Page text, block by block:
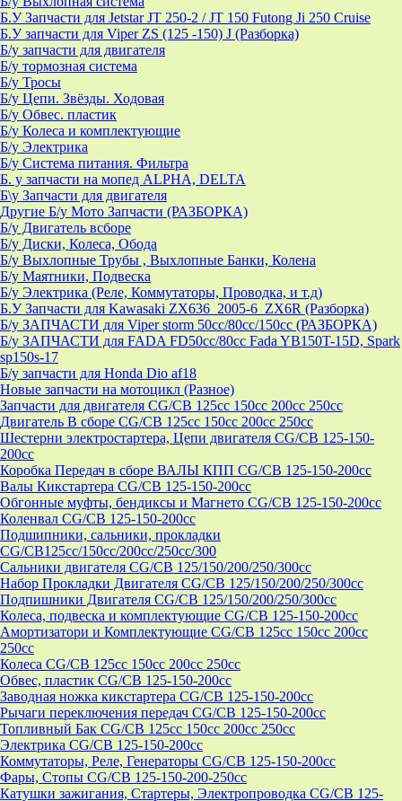
Б.У Запчасти для Jetstar JT 250-2 / JT 150 Futong Ji 250 Cruise
Б.У запчасти для Viper ZS (125 -150) J (Разборка)
Б/у запчасти для двигателя
Б/у тормозная система
Б/у Тросы
Б/у Цепи. Звёзды. Ходовая
Б/у Обвес. пластик
Б/у Колеса и комплектующие
Б/у Электрика
Б/у Система питания. Фильтра
Б. у запчасти на мопед ALPHA, DELTA
Б\у Запчасти для двигателя
Другие Б/у Мото Запчасти (РАЗБОРКА)
Б/у Двигатель всборе
Б/у Диски, Колеса, Обода
Б/у Выхлопные Трубы , Выхлопные Банки, Колена
Б/у Маятники, Подвеска
Б/у Электрика (Реле, Коммутаторы, Проводка, и т.д)
Б.У Запчасти для Kawasaki ZX636_2005-6_ZX6R (Разборка)
Б/у ЗАПЧАСТИ для Viper storm 50cc/80cc/150cc (РАЗБОРКА)
Б/у ЗАПЧАСТИ для FADA FD50cc/80cc Fada YB150T-15D, Spark
sp150s-17
Б/у запчасти для Honda Dio af18
Новые запчасти на мотоцикл (Разное)
Запчасти для двигателя CG/CB 125cc 150cc 200cc 250cc
Двигатель В сборе CG/CB 125cc 150cc 200cc 250cc
Шестерни электростартера, Цепи двигателя CG/CB 125-150-
200cc
Коробка Передач в сборе ВАЛЫ КПП CG/CB 125-150-200cc
Валы Кикстартера CG/CB 125-150-200cc
Обгонные муфты, бендиксы и Магнето CG/CB 125-150-200cc
Коленвал CG/CB 125-150-200cc
Подшипники, сальники, прокладки
CG/CB125сс/150cc/200cc/250cc/300
Сальники двигателя CG/CB 125/150/200/250/300cc
Набор Прокладки Двигателя CG/CB 125/150/200/250/300cc
Подпишники Двигателя CG/CB 125/150/200/250/300cc
Колеса, подвеска и комплектующие CG/CB 125-150-200cc
Амортизатори и Комплектующие CG/CB 125cc 150cc 200cc
250cc
Колеса CG/CB 125cc 150cc 200cc 250cc
Обвес, пластик CG/CB 125-150-200cc
Заводная ножка кикстартера CG/CB 125-150-200cc
Рычаги переключения передач CG/CB 125-150-200cc
Топливный Бак CG/CB 125cc 150cc 200cc 250cc
Электрика CG/CB 125-150-200cc
Коммутаторы, Реле, Генераторы CG/CB 125-150-200cc
Фары, Стопы CG/CB 125-150-200-250cc
Катушки зажигания, Стартеры, Электропроводка CG/CB 125-